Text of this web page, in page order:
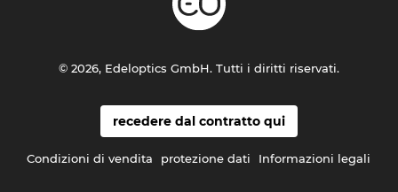
recedere dal contratto qui
Condizioni di vendita protezione dati Informazioni legali
© 2026, Edeloptics GmbH. Tutti i diritti riservati.